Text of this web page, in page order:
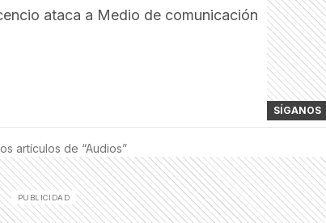
ataca a Medio de comunicación
SÍGANOS
artículos de “Audios”